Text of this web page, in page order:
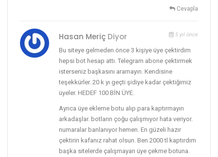
Cevapla
Hasan Meriç Diyor 5 yıl önce
Bu siteye gelmeden önce 3 kişiye üye çektirdim
hepsi bot hesap attı. Telegram abone çektirmek
isterseniz başkasını aramayın. Kendisine
teşekkürler. 20 k yı geçti şidiye kadar çektiğimiz
üyeler. HEDEF 100 BİN ÜYE.
Ayrıca üye ekleme botu alıp para kaptırmayın
arkadaşlar. botların çoğu çalışmıyor hata veriyor.
numaralar banlanıyor hemen. En güzeli hazır
çektirin kafanız rahat olsun. Ben 2000 tl kaptırdım
başka sitelerde çalışmayan üye çekme botuna.